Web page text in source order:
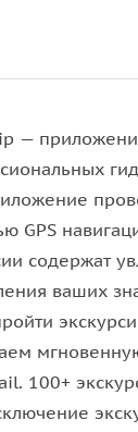
деревне,
Роза Пик
уровнем
под
и будет
—
GPS
содержат
ваших
100+